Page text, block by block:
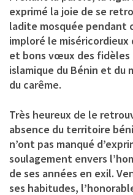
exprimé la joie de se
ladite mosquée pendant
imploré le miséricordieux
et bons vœux des fidèles
islamique du Bénin et du
du carême.
Très heureux de le
absence du territoire
n’ont pas manqué
soulagement envers
de ses années en exil.
ses habitudes,